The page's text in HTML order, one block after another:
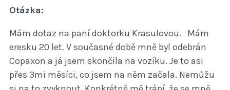
Otázka:
Mám dotaz na paní doktorku Krasulovou. Mám
eresku 20 let. V současné době mně byl odebrán
Copaxon a já jsem skončila na vozíku. Je to asi
přes 3mi měsíci, co jsem na něm začala. Nemůžu